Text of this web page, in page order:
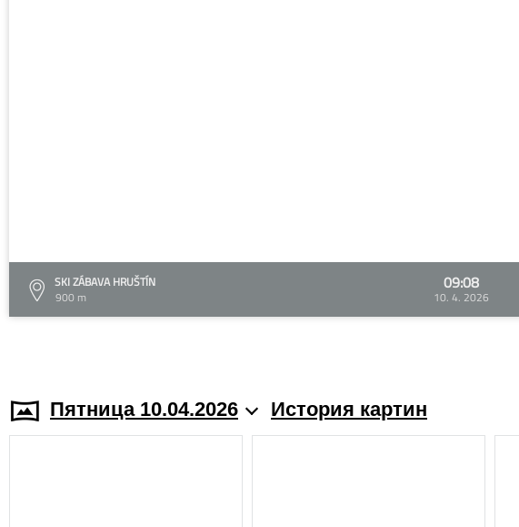
SKI ZÁBAVA HRUŠTÍN
900 m
09:08
10. 4. 2026
Пятница 10.04.2026 История картин